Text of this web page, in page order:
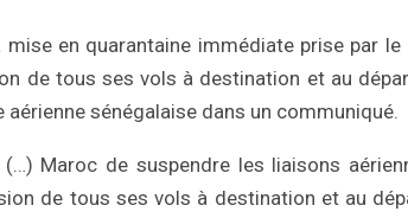
mise en quarantaine immédiate prise par
de tous ses vols à destination et au
aérienne sénégalaise dans un communiqué.
(…) Maroc de suspendre les liaisons
de tous ses vols à destination et au